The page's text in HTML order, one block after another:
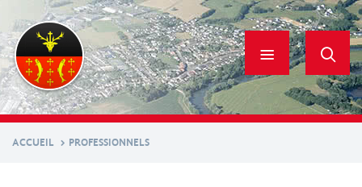
contenu
principal
ACCUEIL PROFESSIONNELS